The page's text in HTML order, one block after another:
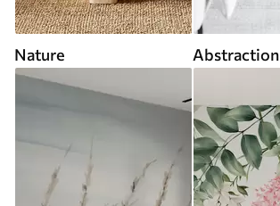
Nature Abstraction